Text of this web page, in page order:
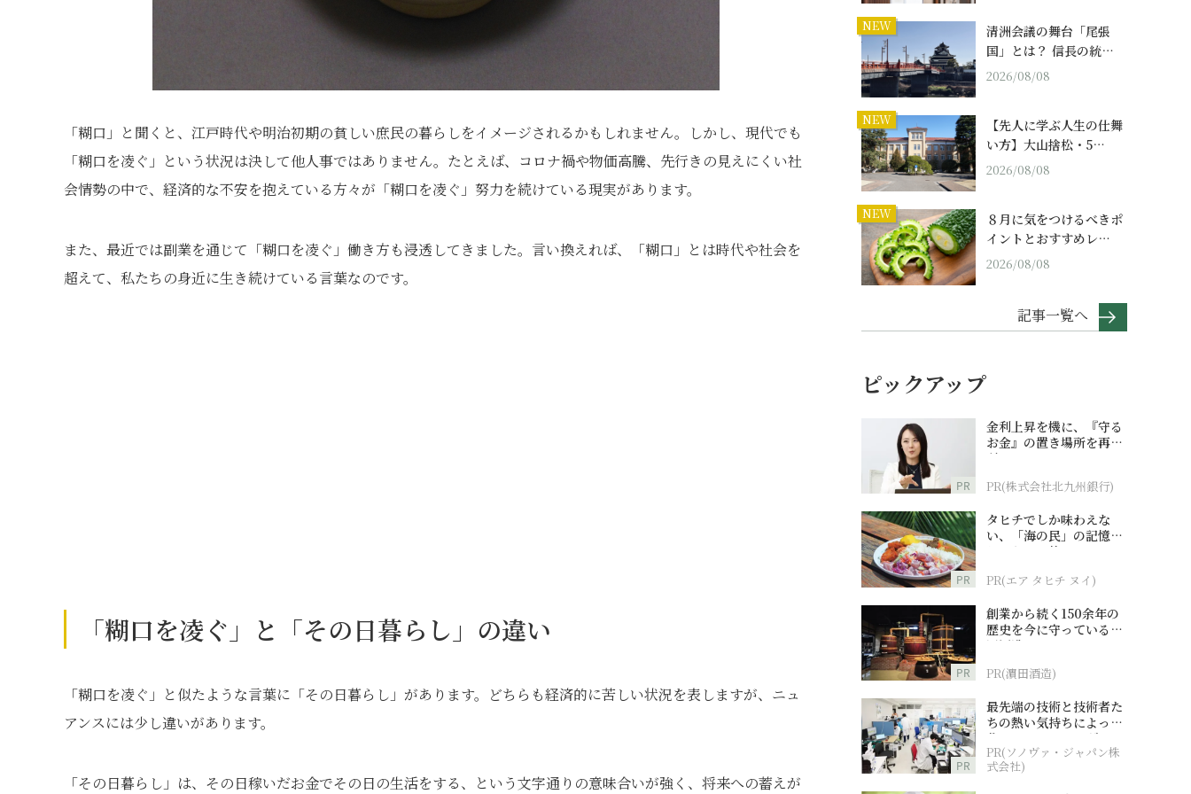
「糊口」と聞くと、江戸時代や明治初期の貧しい庶民の暮らしをイメージされるかもしれません。しかし、現代でも
「糊口を凌ぐ」という状況は決して他人事ではありません。たとえば、コロナ禍や物価高騰、先行きの見えにくい社
会情勢の中で、経済的な不安を抱えている方々が「糊口を凌ぐ」努力を続けている現実があります。
また、最近では副業を通じて「糊口を凌ぐ」働き方も浸透してきました。言い換えれば、「糊口」とは時代や社会を
超えて、私たちの身近に生き続けている言葉なのです。
「糊口を凌ぐ」と「その日暮らし」の違い
「糊口を凌ぐ」と似たような言葉に「その日暮らし」があります。どちらも経済的に苦しい状況を表しますが、ニュ
アンスには少し違いがあります。
「その日暮らし」は、その日稼いだお金でその日の生活をする、という文字通りの意味合いが強く、将来への蓄えが
NEW
清洲会議の舞台「尾張
国」とは？ 信長の統…
2026/08/08
NEW
【先人に学ぶ人生の仕舞
い方】大山捨松・5…
2026/08/08
NEW
８月に気をつけるべきポ
イントとおすすめレ…
2026/08/08
記事一覧へ
ピックアップ
PR
金利上昇を機に、『守る
お金』の置き場所を再検
討
PR(株式会社北九州銀行)
PR
タヒチでしか味わえな
い、「海の民」の記憶へ
とつながる旅
PR(エア タヒチ ヌイ)
PR
創業から続く150余年の
歴史を今に守っている濵
田酒造
PR(濵田酒造)
PR
最先端の技術と技術者た
ちの熱い気持ちによって
作られているオーダーメ
イド補聴器
PR(ソノヴァ・ジャパン株
式会社)